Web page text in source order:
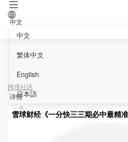
中文
中文
繁体中文
English
日本語
跨境社区
详情
雪球财经《一分快三三期必中最精